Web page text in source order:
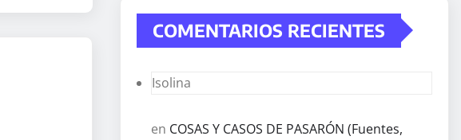
COMENTARIOS RECIENTES
Isolina
en COSAS Y CASOS DE PASARÓN (Fuentes,